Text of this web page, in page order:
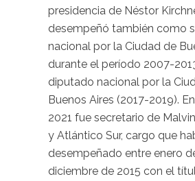
presidencia de Néstor
desempeñó también como
nacional por la Ciudad de
durante el período 2007-
diputado nacional por la
Buenos Aires (2017-2019).
2021 fue secretario de
y Atlántico Sur, cargo que
desempeñado entre enero
diciembre de 2015 con el